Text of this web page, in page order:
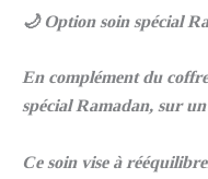
🌙 Option soin spécial
En complément du
spécial Ramadan, sur
Ce soin vise à